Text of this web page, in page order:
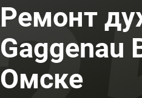
Ремонт
Gaggenau
Омске